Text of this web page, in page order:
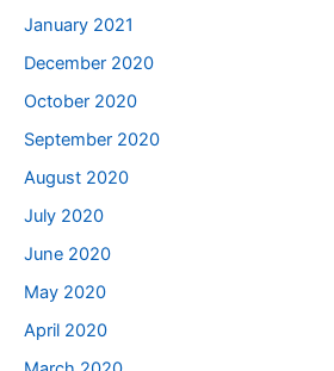
January 2021
December 2020
October 2020
September 2020
August 2020
July 2020
June 2020
May 2020
April 2020